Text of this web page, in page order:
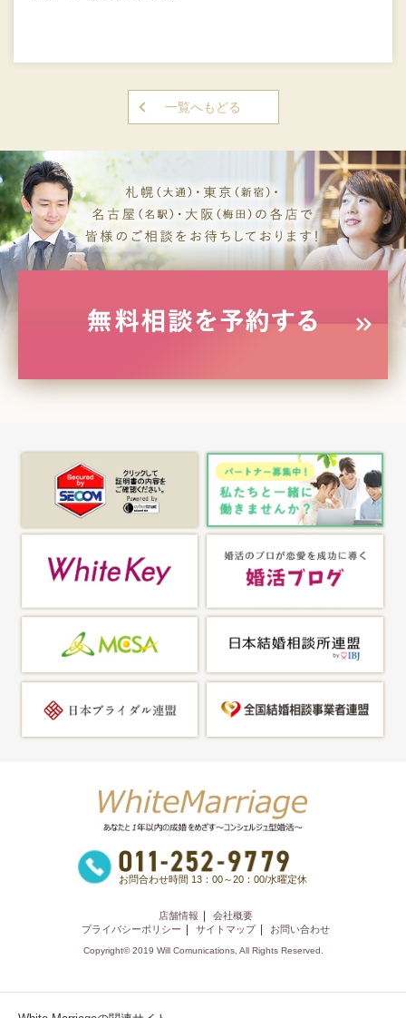
一覧へもどる
お問合わせ時間 13：00～20：00/水曜定休
店舗情報
会社概要
プライバシーポリシー
サイトマップ お問い合わせ
Copyright© 2019 Will Comunications, All Rights Reserved.